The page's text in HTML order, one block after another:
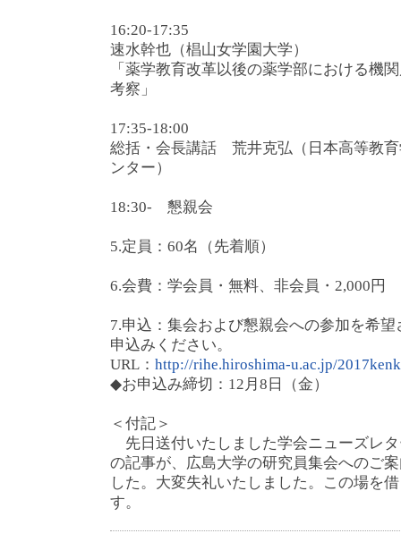
16:20-17:35
速水幹也（椙山女学園大学）
「薬学教育改革以後の薬学部における機
考察」
17:35-18:00
総括・会長講話 荒井克弘（日本高等教
ンター）
18:30- 懇親会
5.定員：60名（先着順）
6.会費：学会員・無料、非会員・2,000円
7.申込：集会および懇親会への参加を希
申込みください。
URL： http://rihe.hiroshima-u.ac.jp/
◆お申込み締切：12月8日（金）
＜付記＞
先日送付いたしました学会ニューズレ
の記事が、広島大学の研究員集会へのご
した。大変失礼いたしました。この場を
す。